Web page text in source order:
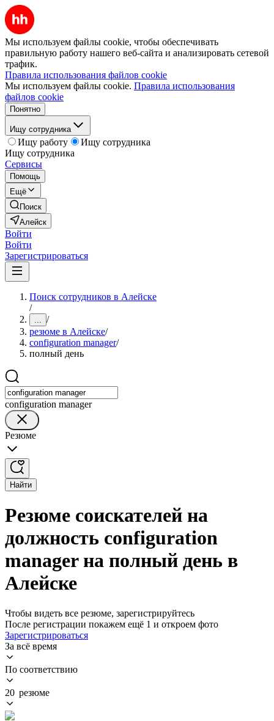
Мы используем файлы cookie, чтобы обеспечивать
правильную работу нашего веб-сайта и анализировать сетевой
трафик.
Правила использования файлов cookie
Мы используем файлы cookie. Правила использования
файлов cookie
Понятно
Ищу сотрудника
Ищу работу
Ищу сотрудника
Ищу сотрудника
Сервисы
Помощь
Ещё
Поиск
Алейск
Войти
Войти
Зарегистрироваться
Поиск сотрудников в Алейске
/
... /
резюме в Алейске/
configuration manager/
полный день
configuration manager
Резюме
Найти
Резюме соискателей на
должность configuration
manager на полный день в
Алейске
Чтобы видеть все резюме, зарегистрируйтесь
После регистрации покажем ещё 1 и откроем фото
Зарегистрироваться
За всё время
По соответствию
20 резюме